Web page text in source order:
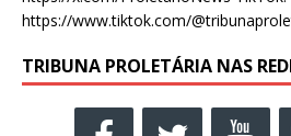
https://www.tiktok.com/
TRIBUNA PROLETÁRIA NAS